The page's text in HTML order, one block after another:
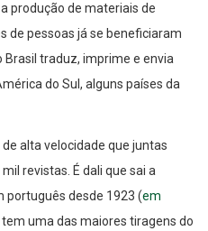
produção de materiais de
de pessoas já se beneficiaram
Brasil traduz, imprime e envia
do Sul, alguns países da
alta velocidade que juntas
revistas. É dali que sai a
português desde 1923 (em
tem uma das maiores tiragens do